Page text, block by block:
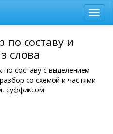
меню
составу и
слова
по составу с выделением
со схемой и частями
суффиксом.